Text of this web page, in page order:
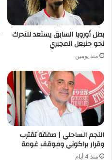
بطل أوروبا السابق يستعد للتحرك
نحو حنبعل المجبري
منذ يومين
النجم الساحلي | صفقة تقترب
وقرار براكوني وموقف غومة
منذ 4 أيام